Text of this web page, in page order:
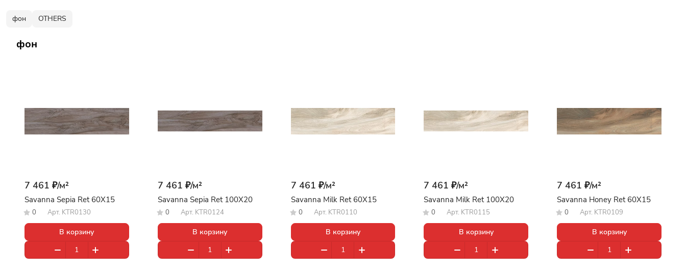
фон OTHERS
фон
7 461 ₽/м²
Savanna Sepia Ret 60X15
0 Арт. KTR0130
В корзину
7 461 ₽/м²
Savanna Sepia Ret 100X20
0 Арт. KTR0124
В корзину
7 461 ₽/м²
Savanna Milk Ret 60X15
0 Арт. KTR0110
В корзину
7 461 ₽/м²
Savanna Milk Ret 100X20
0 Арт. KTR0115
В корзину
7 461 ₽/м²
Savanna Honey Ret 60X15
0 Арт. KTR0109
В корзину